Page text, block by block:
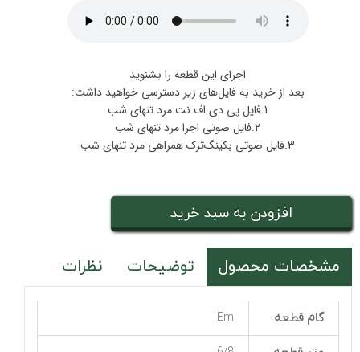
اجرای این قطعه را بشنوید
بعد از خرید به فایل‌های زیر دسترسی خواهید داشت:
1.فایل پی دی اف نت مرد تنهای شب
2.فایل صوتی اجرا مرد تنهای شب
3.فایل صوتی بکینگ‌ترک همراهی مرد تنهای شب
افزودن به سبد خرید
مشخصات محصول توضیحات نظرات
گام قطعه Em